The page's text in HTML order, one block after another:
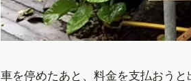
車を停めたあと、料金を支払おう